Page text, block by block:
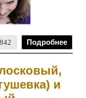
Подробнее
и